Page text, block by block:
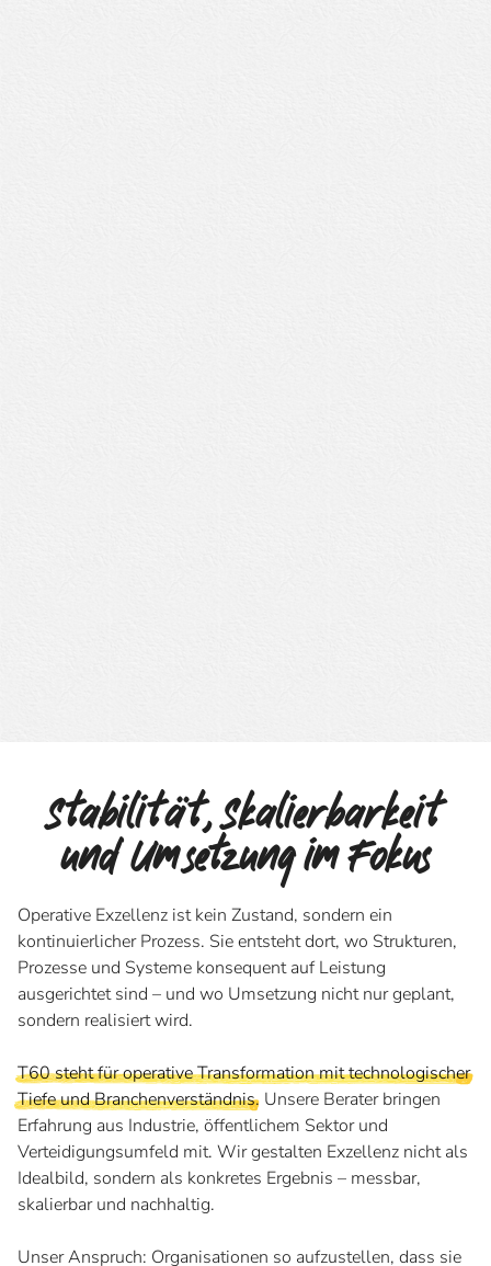
Stabilität, Skalierbarkeit
und Umsetzung im Fokus
Operative Exzellenz ist kein Zustand, sondern ein
kontinuierlicher Prozess. Sie entsteht dort, wo Strukturen,
Prozesse und Systeme konsequent auf Leistung
ausgerichtet sind – und wo Umsetzung nicht nur geplant,
sondern realisiert wird.
T60 steht für operative Transformation mit technologischer
Tiefe und Branchenverständnis. Unsere Berater bringen
Erfahrung aus Industrie, öffentlichem Sektor und
Verteidigungsumfeld mit. Wir gestalten Exzellenz nicht als
Idealbild, sondern als konkretes Ergebnis – messbar,
skalierbar und nachhaltig.
Unser Anspruch: Organisationen so aufzustellen, dass sie